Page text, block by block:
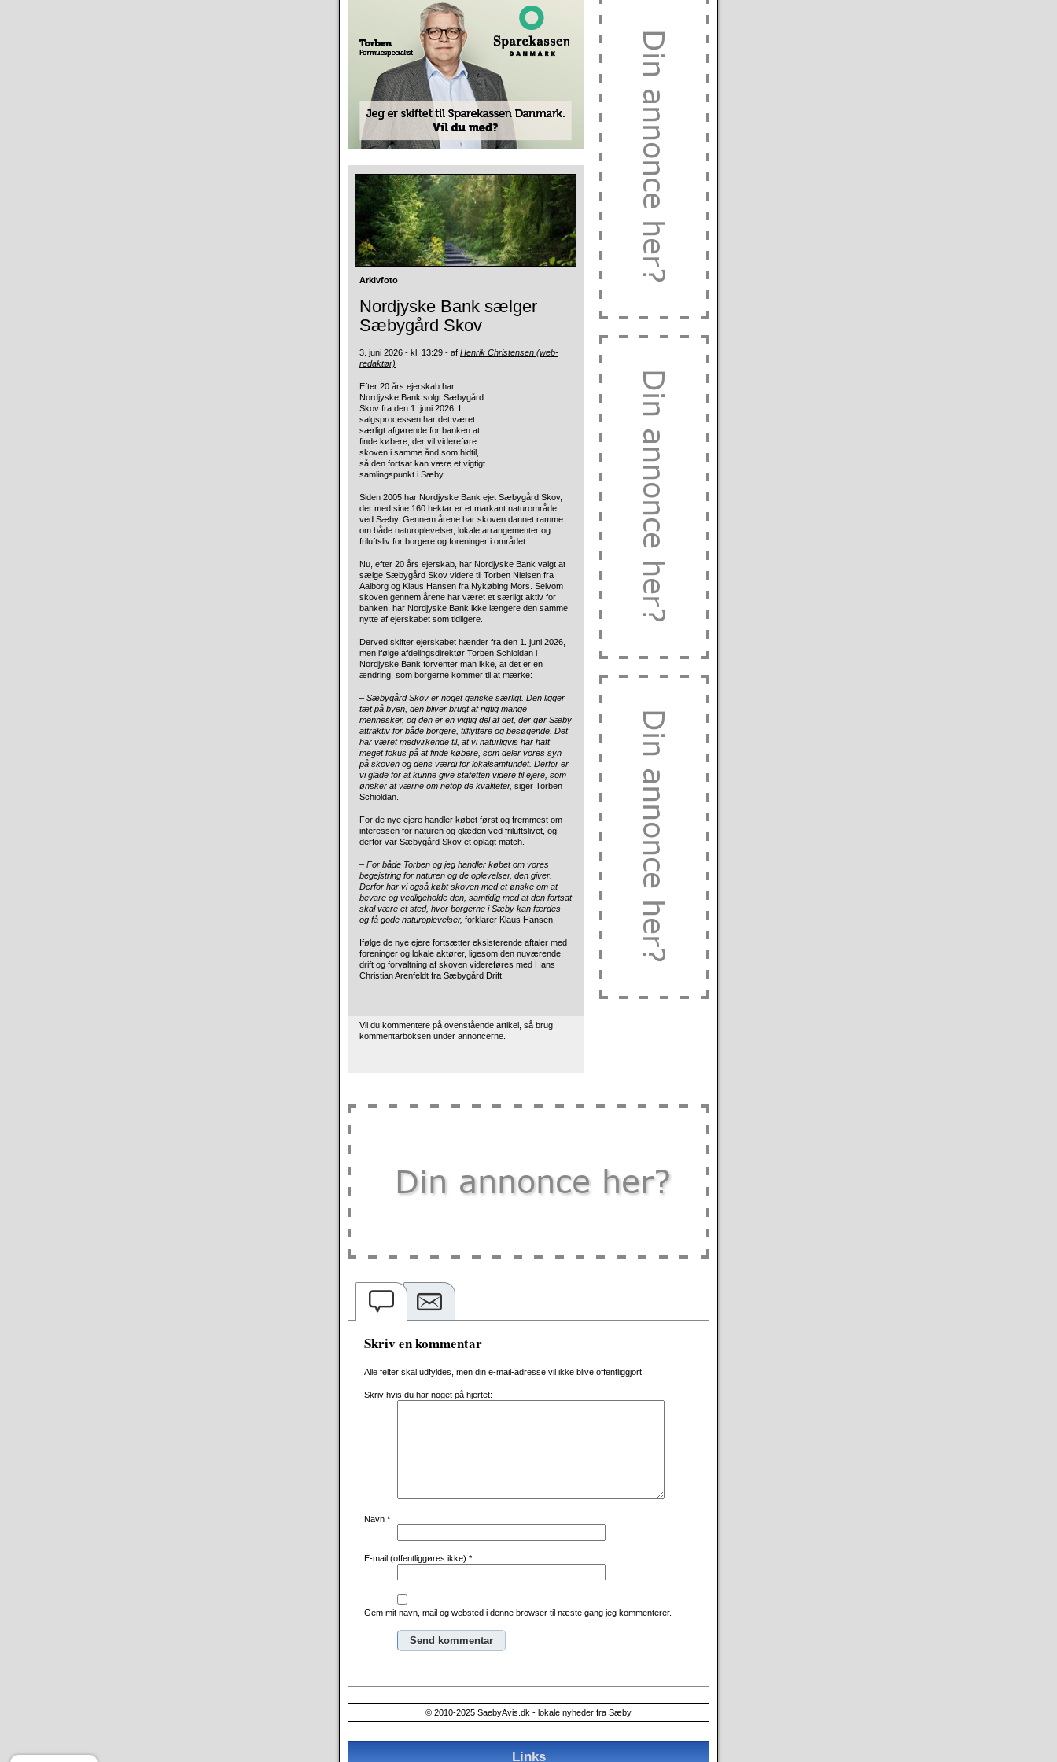
Arkivfoto
Nordjyske Bank sælger
Sæbygård Skov
3. juni 2026 - kl. 13:29 - af Henrik Christensen (web-
redaktør)
Efter 20 års ejerskab har
Nordjyske Bank solgt Sæbygård
Skov fra den 1. juni 2026. I
salgsprocessen har det været
særligt afgørende for banken at
finde købere, der vil videreføre
skoven i samme ånd som hidtil,
så den fortsat kan være et vigtigt
samlingspunkt i Sæby.
Siden 2005 har Nordjyske Bank ejet Sæbygård Skov,
der med sine 160 hektar er et markant naturområde
ved Sæby. Gennem årene har skoven dannet ramme
om både naturoplevelser, lokale arrangementer og
friluftsliv for borgere og foreninger i området.
Nu, efter 20 års ejerskab, har Nordjyske Bank valgt at
sælge Sæbygård Skov videre til Torben Nielsen fra
Aalborg og Klaus Hansen fra Nykøbing Mors. Selvom
skoven gennem årene har været et særligt aktiv for
banken, har Nordjyske Bank ikke længere den samme
nytte af ejerskabet som tidligere.
Derved skifter ejerskabet hænder fra den 1. juni 2026,
men ifølge afdelingsdirektør Torben Schioldan i
Nordjyske Bank forventer man ikke, at det er en
ændring, som borgerne kommer til at mærke:
– Sæbygård Skov er noget ganske særligt. Den ligger
tæt på byen, den bliver brugt af rigtig mange
mennesker, og den er en vigtig del af det, der gør Sæby
attraktiv for både borgere, tilflyttere og besøgende. Det
har været medvirkende til, at vi naturligvis har haft
meget fokus på at finde købere, som deler vores syn
på skoven og dens værdi for lokalsamfundet. Derfor er
vi glade for at kunne give stafetten videre til ejere, som
ønsker at værne om netop de kvaliteter, siger Torben
Schioldan.
For de nye ejere handler købet først og fremmest om
interessen for naturen og glæden ved friluftslivet, og
derfor var Sæbygård Skov et oplagt match.
– For både Torben og jeg handler købet om vores
begejstring for naturen og de oplevelser, den giver.
Derfor har vi også købt skoven med et ønske om at
bevare og vedligeholde den, samtidig med at den fortsat
skal være et sted, hvor borgerne i Sæby kan færdes
og få gode naturoplevelser, forklarer Klaus Hansen.
Ifølge de nye ejere fortsætter eksisterende aftaler med
foreninger og lokale aktører, ligesom den nuværende
drift og forvaltning af skoven videreføres med Hans
Christian Arenfeldt fra Sæbygård Drift.
Vil du kommentere på ovenstående artikel, så brug
kommentarboksen under annoncerne.
Skriv en kommentar
Alle felter skal udfyldes, men din e-mail-adresse vil ikke blive offentliggjort.
Skriv hvis du har noget på hjertet:
Navn *
E-mail (offentliggøres ikke) *
Gem mit navn, mail og websted i denne browser til næste gang jeg kommenterer.
© 2010-2025 SaebyAvis.dk - lokale nyheder fra Sæby
Links